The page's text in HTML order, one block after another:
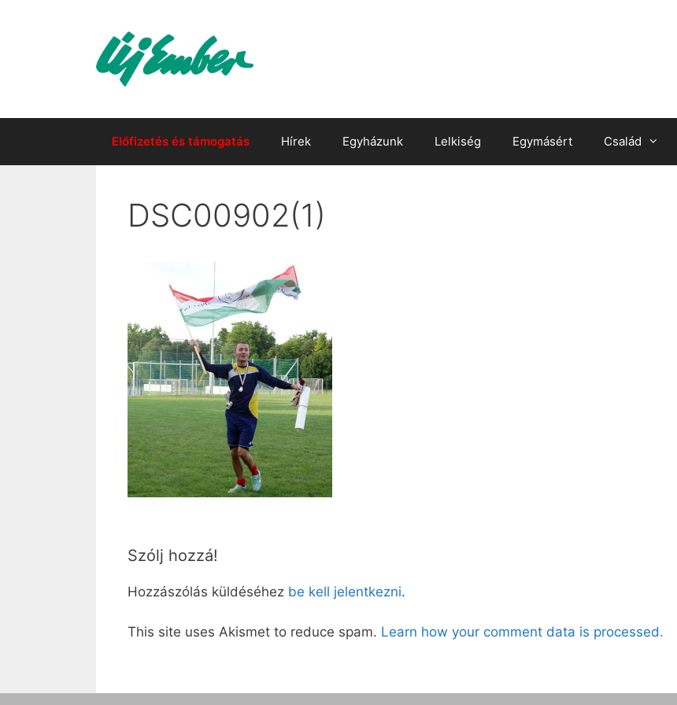
Előfizetés és támogatás Hírek Egyházunk Lelkiség Egymásért Család
DSC00902(1)
Szólj hozzá!
Hozzászólás küldéséhez be kell jelentkezni.
This site uses Akismet to reduce spam. Learn how your comment data is processed.